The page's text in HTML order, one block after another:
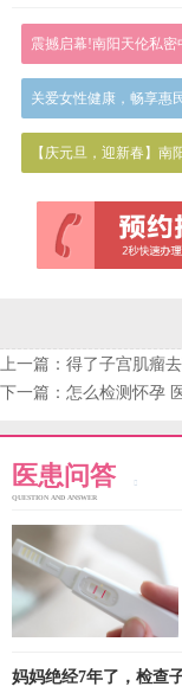
震撼启幕!南阳天伦私
关爱女性健康，畅享
【庆元旦，迎新春】南
上一篇： 得了子宫肌瘤
下一篇： 怎么检测怀孕
医患问答
QUESTION AND ANSWER
妈妈绝经7年了，检查